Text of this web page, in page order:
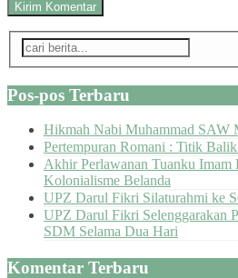
Pos-pos Terbaru
Hikmah Nabi Muhammad SAW
Pertempuran Romani : Titik
Akhir Perlawanan Tuanku Imam
Kolonialisme Belanda
UPZ Darul Fikri Silaturahmi ke
UPZ Darul Fikri Selenggarakan
SDM Selama Dua Hari
Komentar Terbaru